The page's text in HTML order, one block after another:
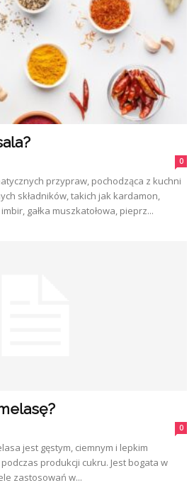
0
przypraw, pochodząca z kuchni
składników, takich jak kardamon,
gałka muszkatołowa, pieprz...
0
jest gęstym, ciemnym i lepkim
produkcji cukru. Jest bogata w
zastosowań w...